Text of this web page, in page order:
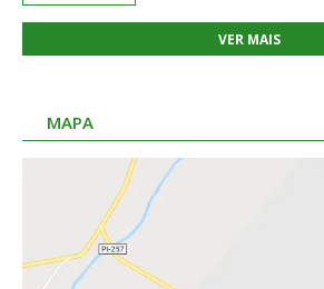
VER MAIS
MAPA